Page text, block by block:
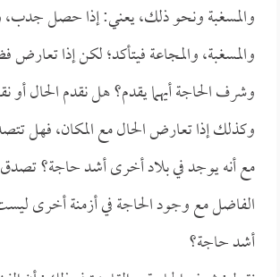
والمسغبة ونحو ذلك، يعني: إذا حصل
والمسغبة، والمجاعة فيتأكد؛ لكن إذا تعارض
وشرف الحاجة أيهما يقدم؟ هل نقدم الحال أو
وكذلك إذا تعارض الحال مع المكان، فهل
مع أنه يوجد في بلاد أخرى أشد حاجة؟ تصدق
الفاضل مع وجود الحاجة في أزمنة أخرى
أشد حاجة؟